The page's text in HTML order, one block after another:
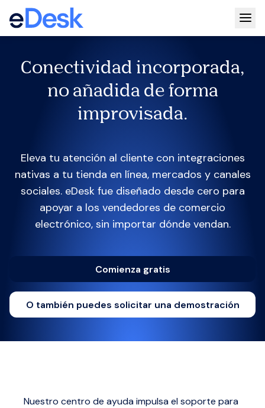
Conectividad incorporada,
no añadida de forma
improvisada.
Eleva tu atención al cliente con integraciones
nativas a tu tienda en línea, mercados y canales
sociales. eDesk fue diseñado desde cero para
apoyar a los vendedores de comercio
electrónico, sin importar dónde vendan.
Comienza gratis
O también puedes solicitar una demostración
Nuestro centro de ayuda impulsa el soporte para